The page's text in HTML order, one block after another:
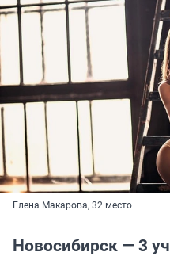
Елена Макарова, 32 место
Новосибирск — 3